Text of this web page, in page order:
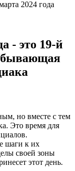
- это 19-й
но вместе с тем
Это время для
шаги к их
своей зоны
этот день.